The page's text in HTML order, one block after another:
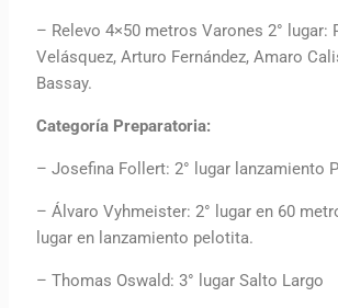
– Relevo 4×50 metros Varones 2° lugar:
Velásquez, Arturo Fernández, Amaro
Bassay.
Categoría Preparatoria:
– Josefina Follert: 2° lugar lanzamiento
– Álvaro Vyhmeister: 2° lugar en 60
lugar en lanzamiento pelotita.
– Thomas Oswald: 3° lugar Salto Largo